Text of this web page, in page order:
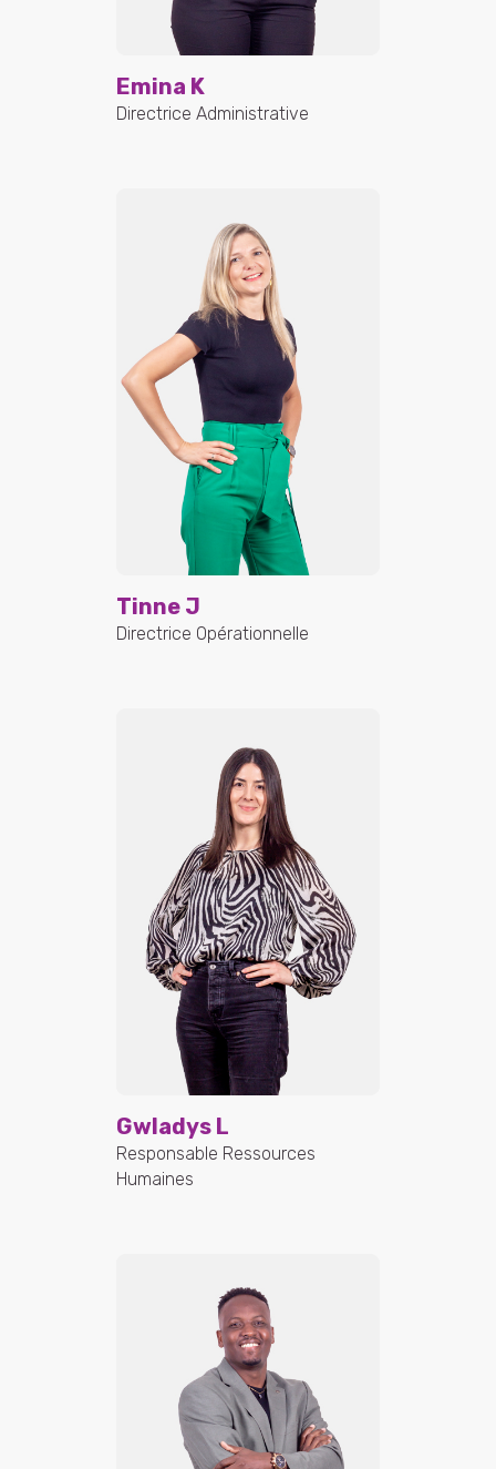
Emina K
Directrice Administrative
Tinne J
Directrice Opérationnelle
Gwladys L
Responsable Ressources
Humaines